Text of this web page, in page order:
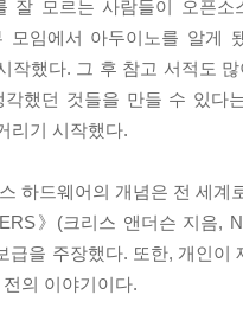
하기 위한 LED 연결 방법
이게 하기
시키기
스피커 제어하기
커 음계 바꾸기
여 스피커 음계 바꾸기
모터 작동하기
해 보자
잘 모르는 사람들이 오픈
모임에서 아두이노를 알게
작했다. 그 후 참고 서적도
했던 것들을 만들 수 있다
리기 시작했다.
하드웨어의 개념은 전 세
》(크리스 앤더슨 지음,
급을 주장했다. 또한, 개인
의 이야기이다.